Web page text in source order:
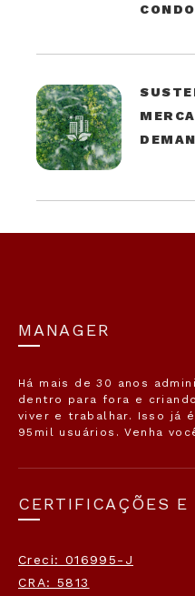
MANAGER
Há mais de 30 anos
dentro para fora e
viver e trabalhar. Isso já
95mil usuários. Venha
CERTIFICAÇÕES E
Creci: 016995-J
CRA: 5813